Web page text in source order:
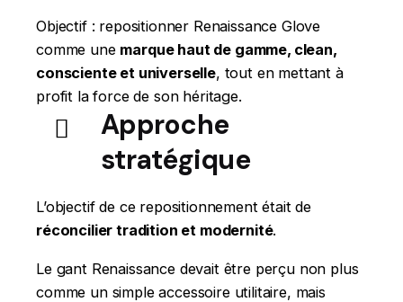
Objectif : repositionner Renaissance Glove
comme une marque haut de gamme, clean,
consciente et universelle, tout en mettant à
profit la force de son héritage.
Approche
stratégique
L’objectif de ce repositionnement était de
réconcilier tradition et modernité.
Le gant Renaissance devait être perçu non plus
comme un simple accessoire utilitaire, mais